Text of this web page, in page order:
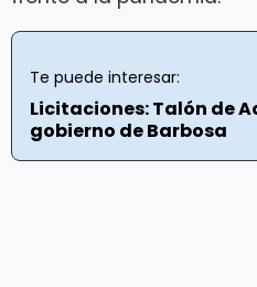
Te puede interesar:
Licitaciones: Talón de
gobierno de Barbosa